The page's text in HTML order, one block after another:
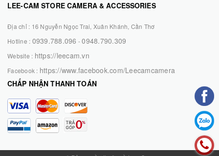
LEE-CAM STORE CAMERA & ACCESSORIES
Địa chỉ : 16 Nguyễn Ngọc Trai, Xuân Khánh, Cần Thơ
Hotline : 0939.788.096 -0948.790.309
Website : https://leecam.vn
Facebook : https://www.facebook.com/Leecamcamera
CHẤP NHẬN THANH TOÁN